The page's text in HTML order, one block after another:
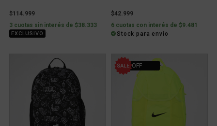
$114.999
3 cuotas sin interés de $38.333
EXCLUSIVO
$42.999
6 cuotas con interés de $9.481
Stock para envío
20% OFF